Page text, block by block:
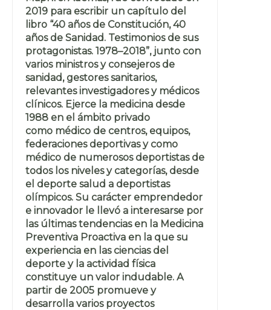
2019 para escribir un capítulo del
libro “40 años de Constitución, 40
años de Sanidad. Testimonios de sus
protagonistas. 1978–2018”, junto con
varios ministros y consejeros de
sanidad, gestores sanitarios,
relevantes investigadores y médicos
clínicos. Ejerce la medicina desde
1988 en el ámbito privado
como médico de centros, equipos,
federaciones deportivas y como
médico de numerosos deportistas de
todos los niveles y categorías, desde
el deporte salud a deportistas
olímpicos. Su carácter emprendedor
e innovador le llevó a interesarse por
las últimas tendencias en la Medicina
Preventiva Proactiva en la que su
experiencia en las ciencias del
deporte y la actividad física
constituye un valor indudable. A
partir de 2005 promueve y
desarrolla varios proyectos